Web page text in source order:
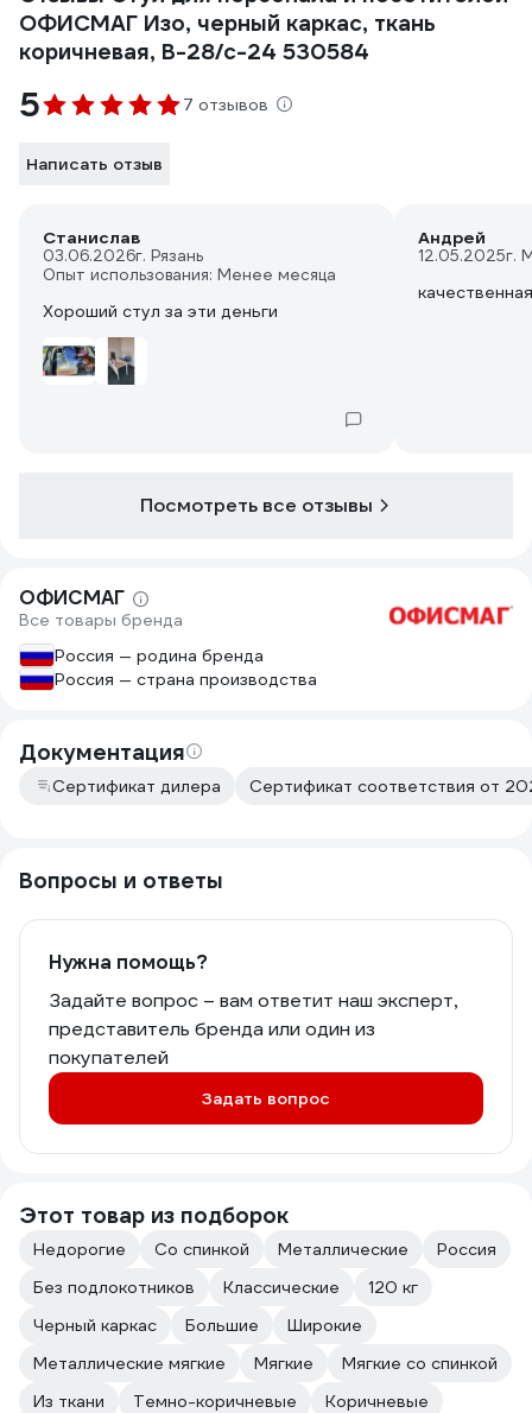
ОФИСМАГ Изо, черный каркас, ткань
коричневая, В-28/с-24 530584
5 7 отзывов
Написать отзыв
Станислав
03.06.2026г. Рязань
Опыт использования: Менее месяца
Хороший стул за эти деньги
Андрей
12.05.2025г.
Посмотреть все отзывы
ОФИСМАГ
Все товары бренда
Россия — родина бренда
Россия — страна производства
Документация
Сертификат дилера Сертификат соответствия от
Вопросы и ответы
Нужна помощь?
Задайте вопрос – вам ответит наш эксперт,
представитель бренда или один из
покупателей
Задать вопрос
Этот товар из подборок
Недорогие Со спинкой Металлические
Россия
Без подлокотников
Классические
120 кг
Черный каркас
Большие
Широкие
Металлические мягкие
Мягкие
Мягкие со спинкой
Из ткани
Темно-коричневые
Коричневые